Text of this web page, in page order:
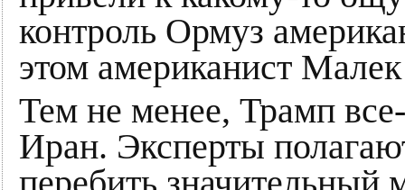
контроль Ормуз
этом американист
Тем не менее, Трамп
Иран. Эксперты